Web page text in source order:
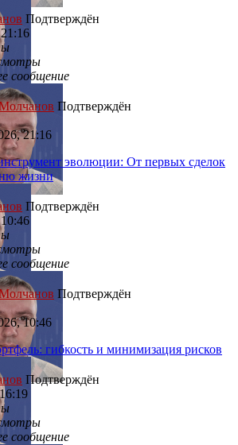
Подтверждён
сообщение
Подтверждён
21:16
эволюции: От первых сделок
жизни
Подтверждён
сообщение
Подтверждён
10:46
гибкость и минимизация рисков
Подтверждён
сообщение